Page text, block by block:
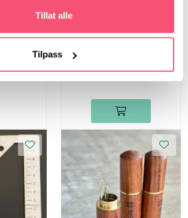
Tillat alle
Tilpass
Bystrikk
Bystrikk Maskewire